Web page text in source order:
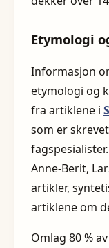
Etymologi
Informasjon
etymologi og
fra artiklene i
som er
Anne-Berit,
artikler,
artiklene om
Omlag 80 %